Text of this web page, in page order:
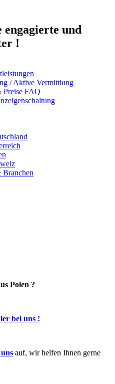
engagierte und
!
/ Aktive Vermittlung
Preise FAQ
Branchen
Polen ?
bei uns !
auf, wir helfen Ihnen gerne